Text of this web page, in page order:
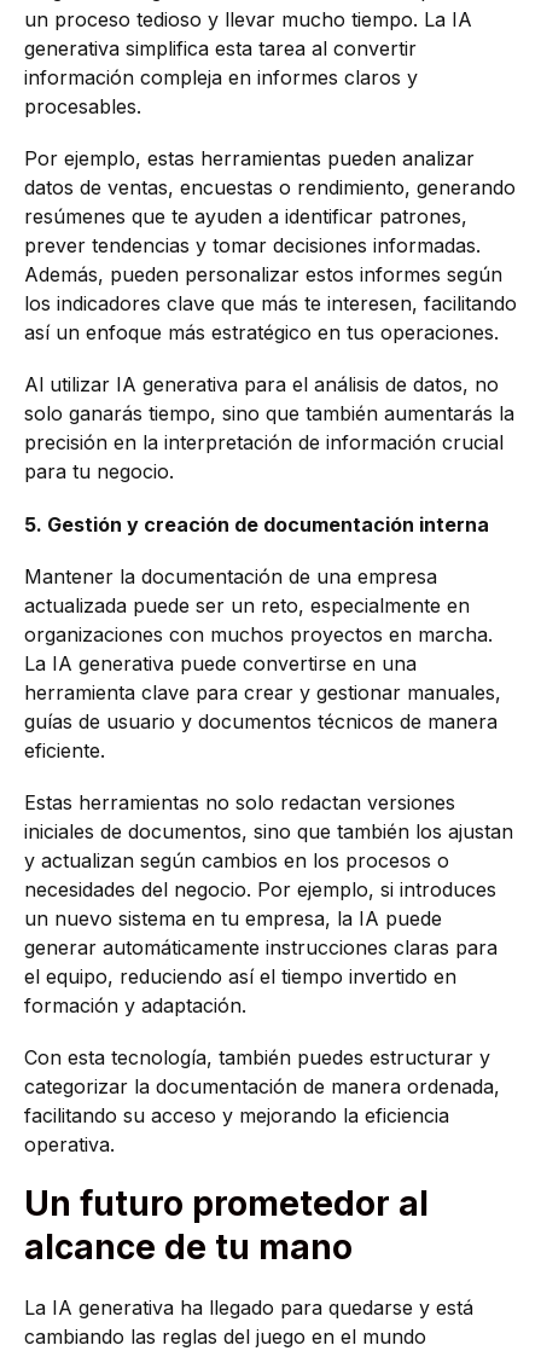
un proceso tedioso y llevar mucho tiempo. La IA
generativa simplifica esta tarea al convertir
información compleja en informes claros y
procesables.
Por ejemplo, estas herramientas pueden analizar
datos de ventas, encuestas o rendimiento, generando
resúmenes que te ayuden a identificar patrones,
prever tendencias y tomar decisiones informadas.
Además, pueden personalizar estos informes según
los indicadores clave que más te interesen, facilitando
así un enfoque más estratégico en tus operaciones.
Al utilizar IA generativa para el análisis de datos, no
solo ganarás tiempo, sino que también aumentarás la
precisión en la interpretación de información crucial
para tu negocio.
5. Gestión y creación de documentación interna
Mantener la documentación de una empresa
actualizada puede ser un reto, especialmente en
organizaciones con muchos proyectos en marcha.
La IA generativa puede convertirse en una
herramienta clave para crear y gestionar manuales,
guías de usuario y documentos técnicos de manera
eficiente.
Estas herramientas no solo redactan versiones
iniciales de documentos, sino que también los ajustan
y actualizan según cambios en los procesos o
necesidades del negocio. Por ejemplo, si introduces
un nuevo sistema en tu empresa, la IA puede
generar automáticamente instrucciones claras para
el equipo, reduciendo así el tiempo invertido en
formación y adaptación.
Con esta tecnología, también puedes estructurar y
categorizar la documentación de manera ordenada,
facilitando su acceso y mejorando la eficiencia
operativa.
Un futuro prometedor al
alcance de tu mano
La IA generativa ha llegado para quedarse y está
cambiando las reglas del juego en el mundo